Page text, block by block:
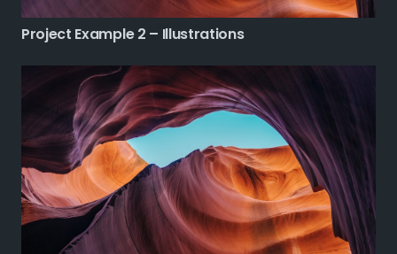
Project Example 2 – Illustrations